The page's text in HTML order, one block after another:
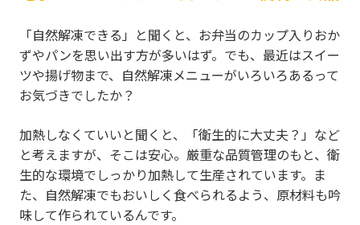
「自然解凍できる」と聞くと、お弁当のカップ入りおか
ずやパンを思い出す方が多いはず。でも、最近はスイー
ツや揚げ物まで、自然解凍メニューがいろいろあるって
お気づきでしたか？
加熱しなくていいと聞くと、「衛生的に大丈夫？」など
と考えますが、そこは安心。厳重な品質管理のもと、衛
生的な環境でしっかり加熱して生産されています。ま
た、自然解凍でもおいしく食べられるよう、原材料も吟
味して作られているんです。